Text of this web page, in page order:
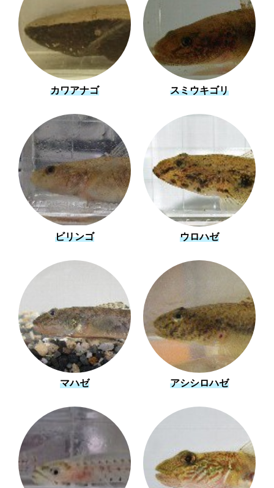
カワアナゴ スミウキゴリ
ビリンゴ ウロハゼ
マハゼ アシシロハゼ